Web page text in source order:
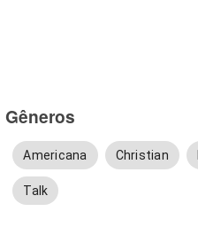
Gêneros
Americana Christian
Talk